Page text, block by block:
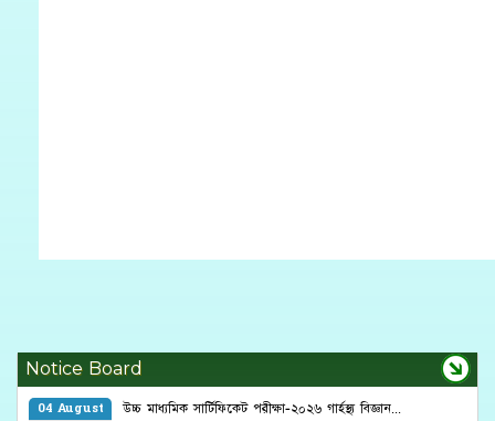
Notice Board
04 August উচ্চ মাধ্যমিক সার্টিফিকেট পরীক্ষা-২০২৬ গার্হস্থ্য বিজ্ঞান...